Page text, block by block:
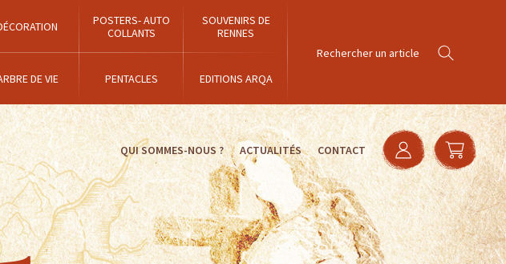
POSTERS- AUTO
COLLANTS
SOUVENIRS DE
RENNES
DE VIE PENTACLES EDITIONS ARQA
QUI SOMMES-NOUS ? ACTUALITÉS CONTACT